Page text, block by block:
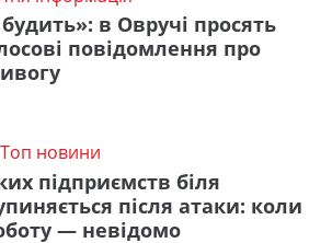
будить»: в Овручі просять
повідомлення про
Топ новини
підприємств біля
після атаки: коли
— невідомо